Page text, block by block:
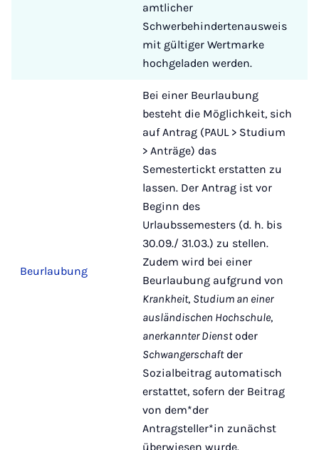
amtlicher
Schwerbehindertenausweis
mit gültiger Wertmarke
hochgeladen werden.
Beurlaubung
Bei einer Beurlaubung
besteht die Möglichkeit, sich
auf Antrag (PAUL > Studium
> Anträge) das
Semestertickt erstatten zu
lassen. Der Antrag ist vor
Beginn des
Urlaubssemesters (d. h. bis
30.09./ 31.03.) zu stellen.
Zudem wird bei einer
Beurlaubung aufgrund von
Krankheit, Studium an einer
ausländischen Hochschule,
anerkannter Dienstoder
Schwangerschaftder
Sozialbeitrag automatisch
erstattet, sofern der Beitrag
von dem*der
Antragsteller*in zunächst
überwiesen wurde.